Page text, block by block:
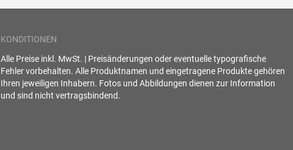
KONDITIONEN
Alle Preise inkl. MwSt. | Preisänderungen oder eventuelle typografische
Fehler vorbehalten. Alle Produktnamen und eingetragene Produkte gehören
Ihren jeweiligen Inhabern. Fotos und Abbildungen dienen zur Information
und sind nicht vertragsbindend.